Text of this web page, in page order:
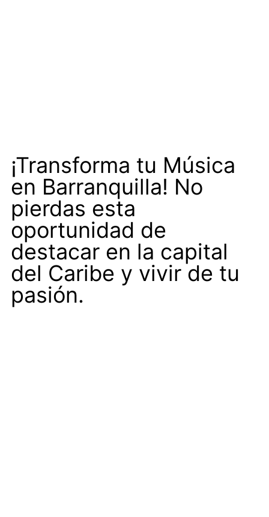
¡Transforma tu Música
en Barranquilla! No
pierdas esta
oportunidad de
destacar en la capital
del Caribe y vivir de tu
pasión.